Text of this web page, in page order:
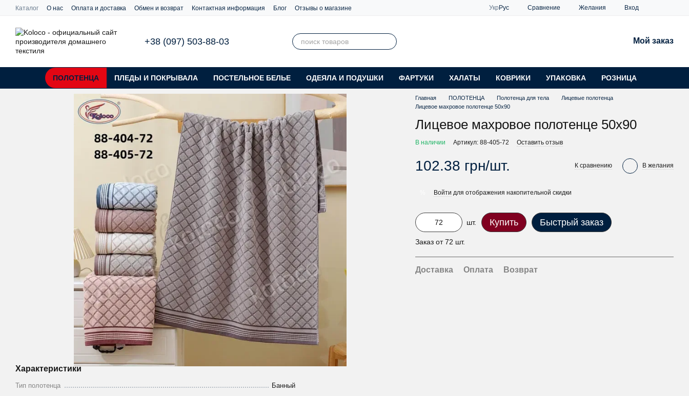
Перейти к основному контенту
Каталог О нас Оплата и доставка Обмен и возврат Контактная информация Блог Отзывы о магазине Укр Рус Сравнение Желания Вход
+38 (097) 503-88-03 Мой заказ
ПОЛОТЕНЦА ПЛЕДЫ И ПОКРЫВАЛА ПОСТЕЛЬНОЕ БЕЛЬЕ ОДЕЯЛА И ПОДУШКИ ФАРТУКИ ХАЛАТЫ КОВРИКИ УПАКОВКА РОЗНИЦА
Характеристики
Тип полотенца Банный
Главная ПОЛОТЕНЦА Полотенца для тела
Лицевые полотенца
Лицевое махровое полотенце 50х90
Лицевое махровое полотенце 50х90
В наличии Артикул: 88-405-72 Оставить отзыв
102.38 грн/шт. К сравнению В желания
Войти для отображения накопительной скидки
шт. Купить Быстрый заказ
Заказ от 72 шт.
Доставка Оплата Возврат